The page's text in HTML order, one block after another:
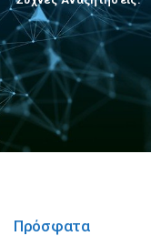
Πρόσφατα